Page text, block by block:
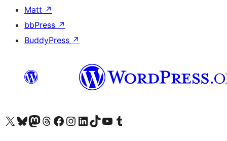
Matt ↗
bbPress ↗
BuddyPress ↗
Visit our X (formerly Twitter) account
Visit our Bluesky account
Twitter csatornánk
Visit our Threads account
Facebook oldalunk megtekintése
Visit our Instagram account
Visit our LinkedIn account
Visit our TikTok account
Visit our YouTube channel
Visit our Tumblr account